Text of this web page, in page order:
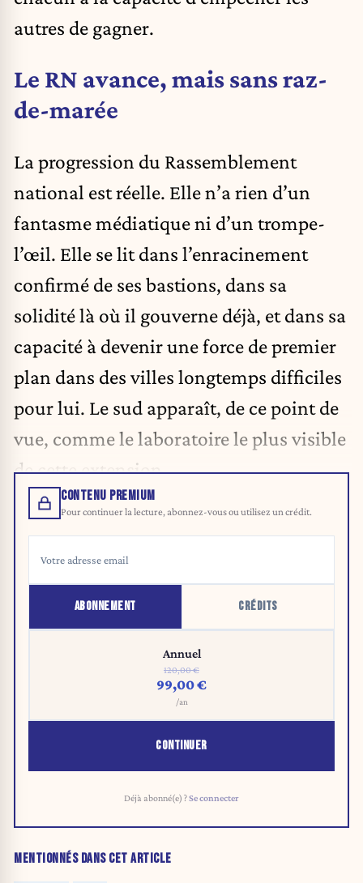
autres de gagner.
Le RN avance, mais sans raz-
de-marée
La progression du Rassemblement
national est réelle. Elle n’a rien d’un
fantasme médiatique ni d’un trompe-
l’œil. Elle se lit dans l’enracinement
confirmé de ses bastions, dans sa
solidité là où il gouverne déjà, et dans sa
capacité à devenir une force de premier
plan dans des villes longtemps difficiles
pour lui. Le sud apparaît, de ce point de
vue, comme le laboratoire le plus visible
de cette extension.
CONTENU PREMIUM
Pour continuer la lecture, abonnez-vous ou utilisez un crédit.
ABONNEMENT CRÉDITS
Annuel
120,00 €
99,00 €
/an
CONTINUER
Déjà abonné(e) ?Se connecter
MENTIONNÉS DANS CET ARTICLE